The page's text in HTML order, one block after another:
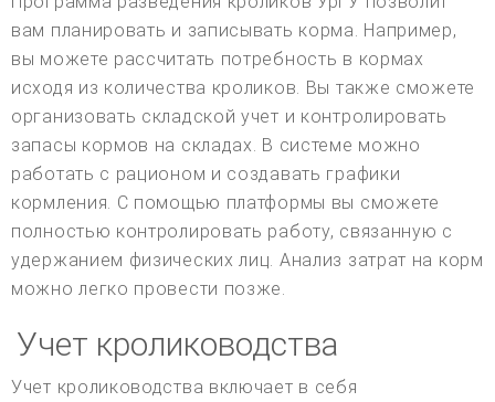
вам планировать и записывать корма. Например,
вы можете рассчитать потребность в кормах
исходя из количества кроликов. Вы также сможете
организовать складской учет и контролировать
запасы кормов на складах. В системе можно
работать с рационом и создавать графики
кормления. С помощью платформы вы сможете
полностью контролировать работу, связанную с
удержанием физических лиц. Анализ затрат на корм
можно легко провести позже.
Учет кролиководства
Учет кролиководства включает в себя